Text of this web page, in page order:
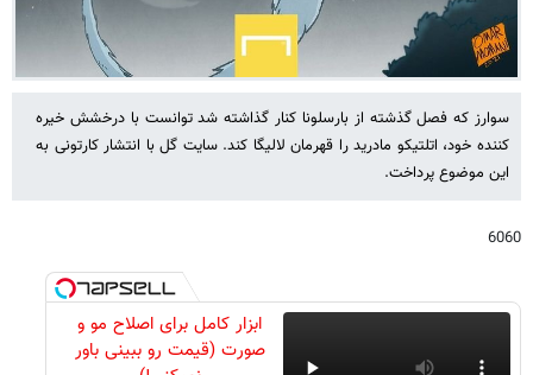
سوارز که فصل گذشته از بارسلونا کنار گذاشته شد توانست با درخشش خیره
کننده خود، اتلتیکو مادرید را قهرمان لالیگا کند. سایت گل با انتشار کارتونی به
این موضوع پرداخت.
6060
ابزار کامل برای اصلاح مو و
صورت (قیمت رو ببینی باور